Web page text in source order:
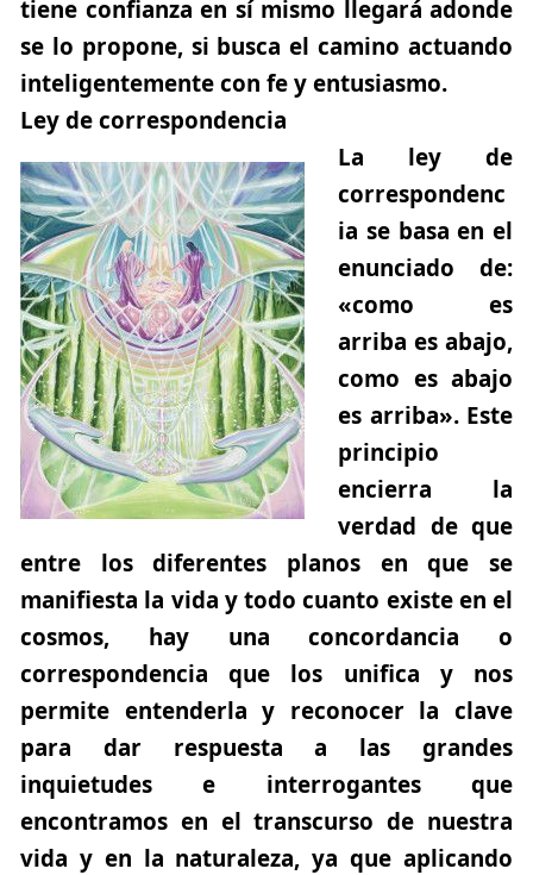
tiene confianza en sí mismo llegará adonde
se lo propone, si busca el camino actuando
inteligentemente con fe y entusiasmo.
Ley de correspondencia
La ley de
correspondenc
ia se basa en el
enunciado de:
«como es
arriba es abajo,
como es abajo
es arriba».Este
principio
encierra la
verdad de que
entre los diferentes planos en que se
manifiesta la vida y todo cuanto existe en el
cosmos, hay una concordancia o
correspondencia que los unifica y nos
permite entenderla y reconocer la clave
para dar respuesta a las grandes
inquietudes e interrogantes que
encontramos en el transcurso de nuestra
vida y en la naturaleza, ya que aplicando